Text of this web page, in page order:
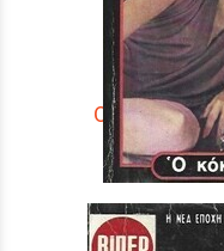
Ο ΚΟΚΚΙΝΟΣ